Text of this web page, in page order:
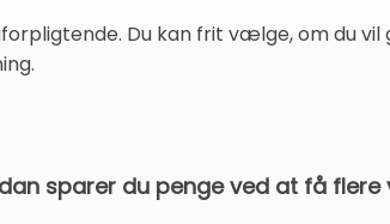
Du kan frit vælge, om du vil
sparer du penge ved at få